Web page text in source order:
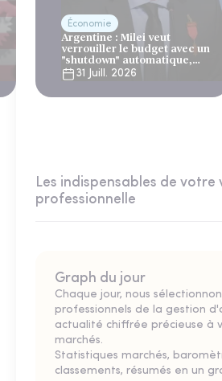
Économie
Argentine : Milei veut
verrouiller le budget avec un
"shutdown" automatique,
sous le regard bienveillant
du FMI
31 Juill. 2026
Les indispensables de votre
professionnelle
Graph du jour
Chaque jour, nous
professionnels de la gestion
actualité chiffrée précieuse à
marchés.
Statistiques marchés,
classements, résumés en un